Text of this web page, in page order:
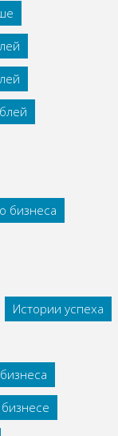
бизнеса
Истории успеха